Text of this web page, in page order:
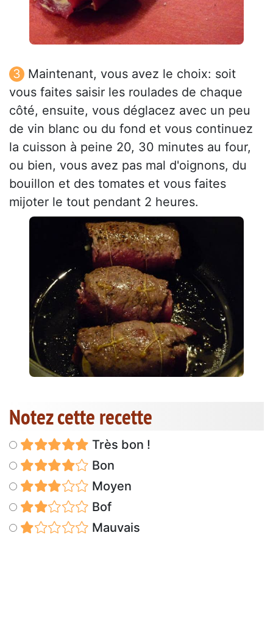
Maintenant, vous avez le choix: soit
vous faites saisir les roulades de chaque
côté, ensuite, vous déglacez avec un peu
de vin blanc ou du fond et vous continuez
la cuisson à peine 20, 30 minutes au four,
ou bien, vous avez pas mal d'oignons, du
bouillon et des tomates et vous faites
mijoter le tout pendant 2 heures.
Notez cette recette
Très bon !
Bon
Moyen
Bof
Mauvais